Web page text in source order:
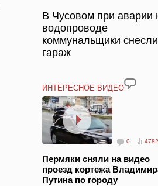
В Чусовом при аварии
водопроводе
коммунальщики снесли
гараж
ИНТЕРЕСНОЕ ВИДЕО
0
Пермяки сняли на видео
проезд кортежа
Путина по городу